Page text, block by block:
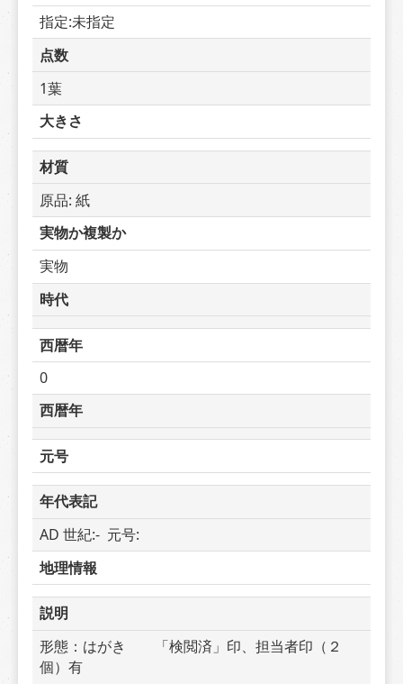
指定:未指定
点数
1葉
大きさ
材質
原品: 紙
実物か複製か
実物
時代
西暦年
0
西暦年
元号
年代表記
AD 世紀:-  元号:
地理情報
説明
形態：はがき　　「検閲済」印、担当者印（２
個）有